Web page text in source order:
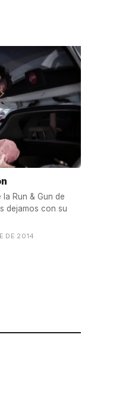
Run & Gun de
dejamos con su
DE 2014